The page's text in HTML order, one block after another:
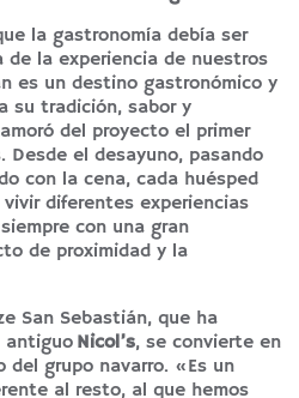
la gastronomía debía ser
la experiencia de nuestros
es un destino gastronómico y
su tradición, sabor y
del proyecto el primer
Desde el desayuno, pasando
con la cena, cada huésped
diferentes experiencias
con una gran
de proximidad y la
San Sebastián, que ha
antiguoNicol’s, se convierte en
grupo navarro. «Es un
al resto, al que hemos